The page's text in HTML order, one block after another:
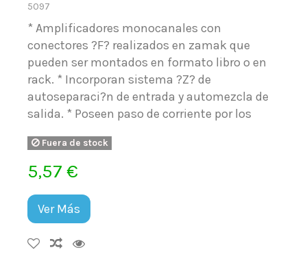
5097
* Amplificadores monocanales con
conectores ?F? realizados en zamak que
pueden ser montados en formato libro o en
rack. * Incorporan sistema ?Z? de
autoseparaci?n de entrada y automezcla de
salida. * Poseen paso de corriente por los
Fuera de stock
5,57 €
Ver Más